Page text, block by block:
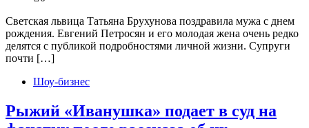
Светская львица Татьяна Брухунова поздравила мужа с днем
рождения. Евгений Петросян и его молодая жена очень редко
делятся с публикой подробностями личной жизни. Супруги
почти […]
Шоу-бизнес
Рыжий «Иванушка» подает в суд на